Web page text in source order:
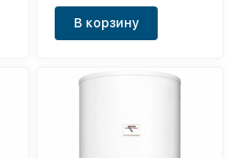
В корзину